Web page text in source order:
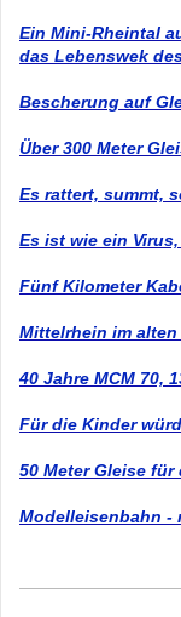
Ein Mini-Rheintal
das Lebenswek
Bescherung auf
Über 300 Meter
Es rattert, summt,
Es ist wie ein Virus,
Fünf Kilometer
Mittelrhein im alten
40 Jahre MCM 70,
Für die Kinder
50 Meter Gleise
Modelleisenbahn -